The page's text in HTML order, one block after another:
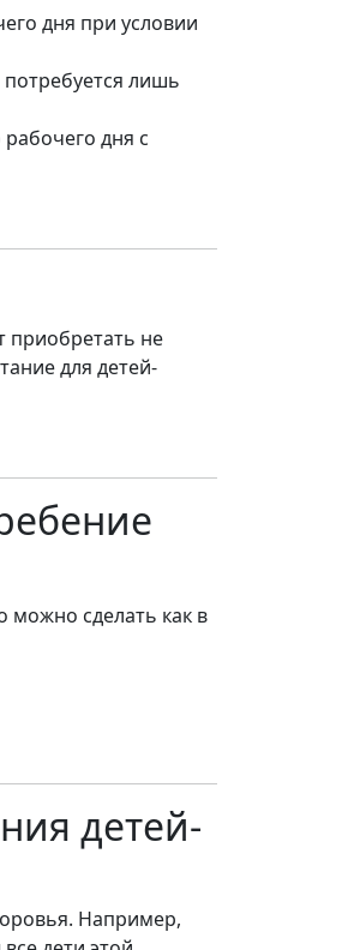
дня при условии
лишь
дня с
приобретать не
для детей-
сделать как в
детей-
Например,